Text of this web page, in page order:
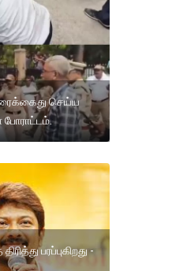
செய்ய
போராட்டம்.
பரப்புகிறது -